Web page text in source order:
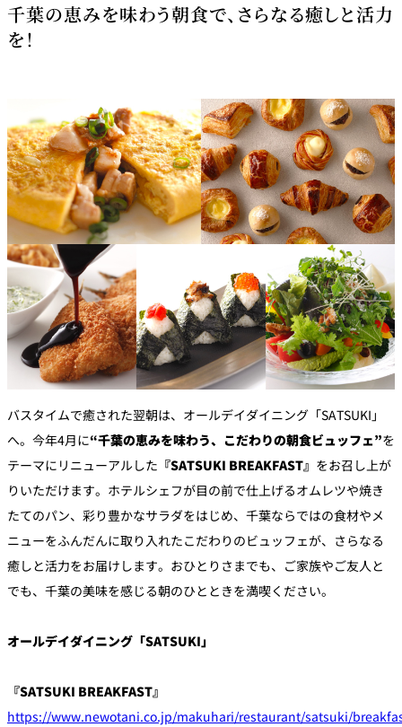
千葉の恵みを味わう朝食で、さらなる癒しと活力
を！
バスタイムで癒された翌朝は、オールデイダイニング「SATSUKI」
へ。今年4月に“千葉の恵みを味わう、こだわりの朝食ビュッフェ”を
テーマにリニューアルした 『SATSUKI BREAKFAST』 をお召し上が
りいただけます。ホテルシェフが目の前で仕上げるオムレツや焼き
たてのパン、彩り豊かなサラダをはじめ、千葉ならではの食材やメ
ニューをふんだんに取り入れたこだわりのビュッフェが、さらなる
癒しと活力をお届けします。おひとりさまでも、ご家族やご友人と
でも、千葉の美味を感じる朝のひとときを満喫ください。
オールデイダイニング「SATSUKI」
『SATSUKI BREAKFAST』
https://www.newotani.co.jp/makuhari/restaurant/satsuki/